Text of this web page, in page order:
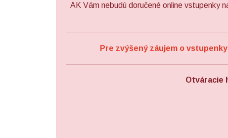
AK Vám nebudú doručené online vstupenky
Pre zvýšený záujem o
Otváracie